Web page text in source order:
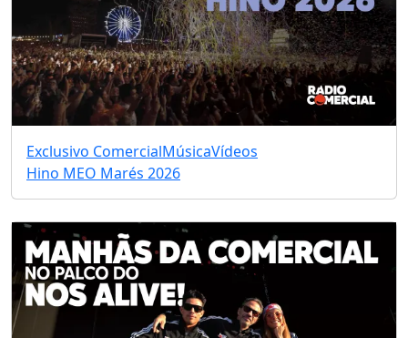
Exclusivo ComercialMúsicaVídeos
Hino MEO Marés 2026